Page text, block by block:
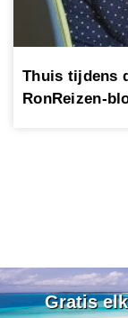
Thuis tijdens
RonReizen-
Gratis